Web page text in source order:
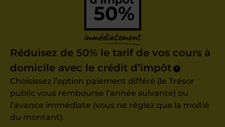
Réduisez de 50% le tarif de vos cours à
domicile avec le crédit d’impôt
?
Choisissez l’option paiement différé (le Trésor
public vous rembourse l’année suivante) ou
l’avance immédiate (vous ne règlez que la moitié
du montant).